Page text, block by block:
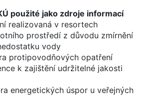
použité jako zdroje informací
realizovaná v resortech
prostředí z důvodu zmírnění
vody
protipovodňových opatření
k zajištění udržitelné jakosti
energetických úspor u veřejných